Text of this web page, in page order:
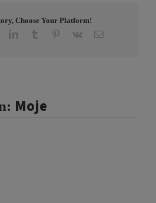
Choose Your Platform!
LinkedInTumblr Pinterest
Vk E-
Moje